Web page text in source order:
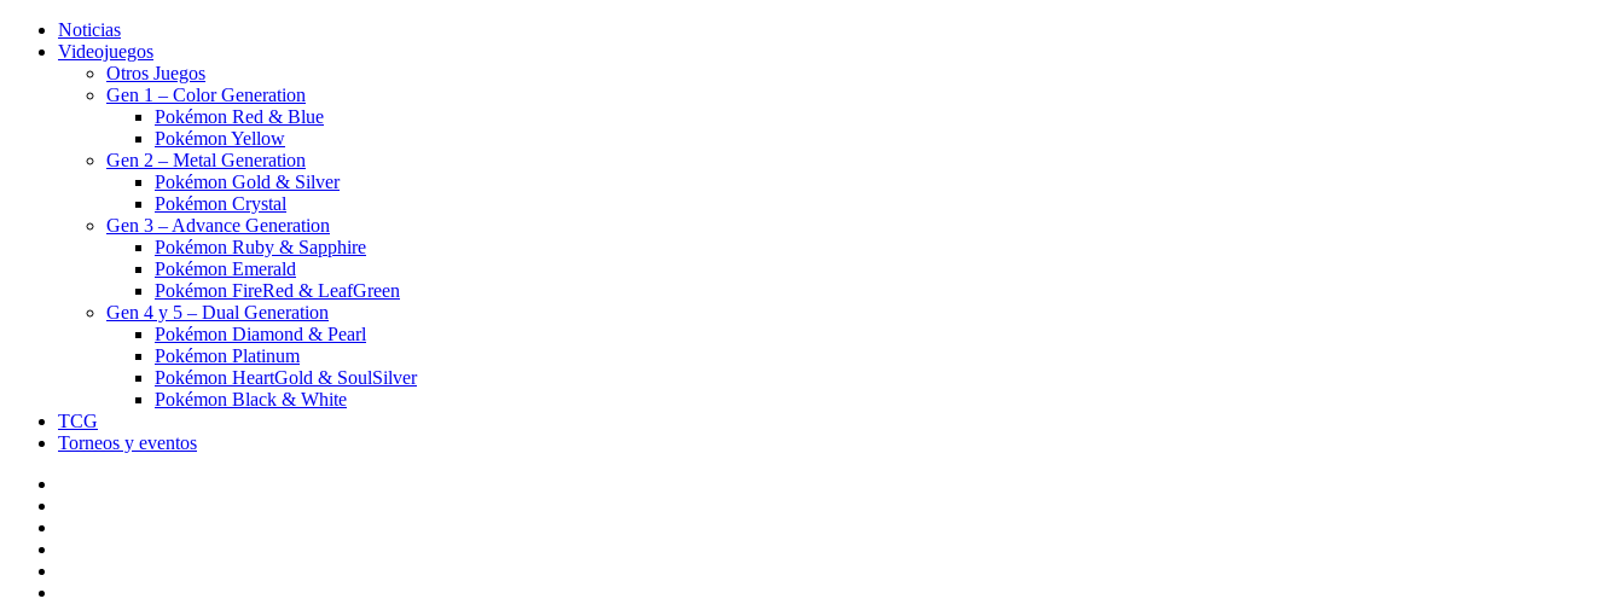
Noticias
Videojuegos
Otros Juegos
Gen 1 – Color Generation
Pokémon Red & Blue
Pokémon Yellow
Gen 2 – Metal Generation
Pokémon Gold & Silver
Pokémon Crystal
Gen 3 – Advance Generation
Pokémon Ruby & Sapphire
Pokémon Emerald
Pokémon FireRed & LeafGreen
Gen 4 y 5 – Dual Generation
Pokémon Diamond & Pearl
Pokémon Platinum
Pokémon HeartGold & SoulSilver
Pokémon Black & White
TCG
Torneos y eventos